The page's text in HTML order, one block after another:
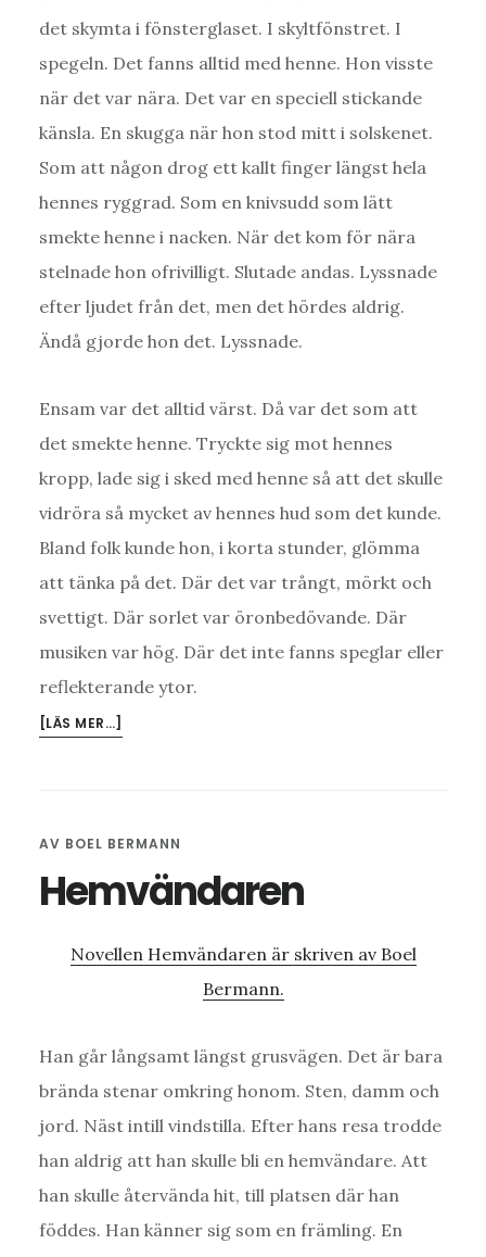
det skymta i fönsterglaset. I skyltfönstret. I
spegeln. Det fanns alltid med henne. Hon visste
när det var nära. Det var en speciell stickande
känsla. En skugga när hon stod mitt i solskenet.
Som att någon drog ett kallt finger längst hela
hennes ryggrad. Som en knivsudd som lätt
smekte henne i nacken. När det kom för nära
stelnade hon ofrivilligt. Slutade andas. Lyssnade
efter ljudet från det, men det hördes aldrig.
Ändå gjorde hon det. Lyssnade.
Ensam var det alltid värst. Då var det som att
det smekte henne. Tryckte sig mot hennes
kropp, lade sig i sked med henne så att det skulle
vidröra så mycket av hennes hud som det kunde.
Bland folk kunde hon, i korta stunder, glömma
att tänka på det. Där det var trångt, mörkt och
svettigt. Där sorlet var öronbedövande. Där
musiken var hög. Där det inte fanns speglar eller
reflekterande ytor.
[LÄS MER…]
AV BOEL BERMANN
Hemvändaren
Novellen Hemvändaren är skriven av Boel
Bermann.
Han går långsamt längst grusvägen. Det är bara
brända stenar omkring honom. Sten, damm och
jord. Näst intill vindstilla. Efter hans resa trodde
han aldrig att han skulle bli en hemvändare. Att
han skulle återvända hit, till platsen där han
föddes. Han känner sig som en främling. En